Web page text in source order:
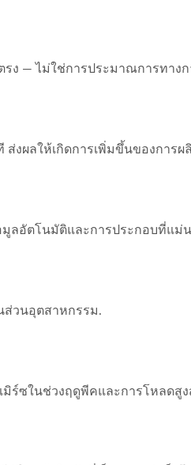
รง — ไม่ใช่การประมาณการทางก
ส่งผลให้เกิดการเพิ่มขึ้นของการ
ลอัตโนมัติและการประกอบที่แม่
วนอุตสาหกรรม.
ร์ซในช่วงฤดูพีคและการโหลดสู